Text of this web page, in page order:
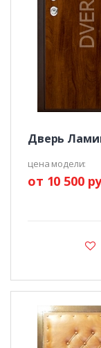
Дверь
цена модели:
от 10 500